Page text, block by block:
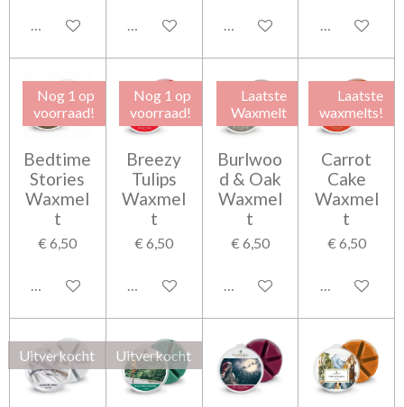
Houd mij op de hoogteHoud mij op de hoogteIn winkelwagen In
Nog 1 op
voorraad!
Bedtime
Stories
Waxmel
t
€ 6,50
In winkelwagen
Nog 1 op
voorraad!
Breezy
Tulips
Waxmel
t
€ 6,50
Houd mij op de hoogte
Laatste
Waxmelt
Burlwoo
d & Oak
Waxmel
t
€ 6,50
Houd mij op de hoogte
Laatste
waxmelts!
Carrot
Cake
Waxmel
t
€ 6,50
Houd mij op
Uitverkocht Uitverkocht